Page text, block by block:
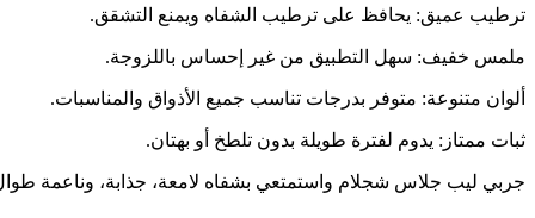
ترطيب عميق: يحافظ على ترطيب الشفاه ويمنع التشقق.
ملمس خفيف: سهل التطبيق من غير إحساس باللزوجة.
ألوان متنوعة: متوفر بدرجات تناسب جميع الأذواق والمناسبات.
ثبات ممتاز: يدوم لفترة طويلة بدون تلطخ أو بهتان.
جربي ليب جلاس شجلام واستمتعي بشفاه لامعة، جذابة، وناعمة